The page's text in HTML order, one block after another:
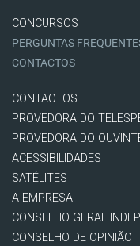
CONCURSOS
PERGUNTAS
CONTACTOS
CONTACTOS
PROVEDORA DO
PROVEDORA DO
ACESSIBILIDADES
SATÉLITES
A EMPRESA
CONSELHO GERAL
CONSELHO DE OPINIÃO